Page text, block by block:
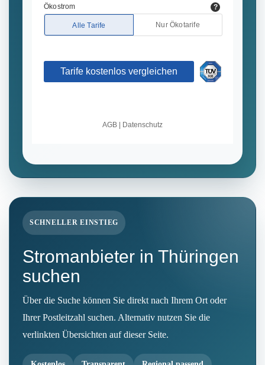
SCHNELLER EINSTIEG
Stromanbieter in Thüringen
suchen
Über die Suche können Sie direkt nach Ihrem Ort oder
Ihrer Postleitzahl suchen. Alternativ nutzen Sie die
verlinkten Übersichten auf dieser Seite.